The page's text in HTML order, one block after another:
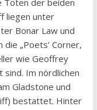
Toten der beiden
liegen unter
Bonar Law und
„Poets’ Corner,
wie Geoffrey
sind. Im nördlichen
Gladstone und
bestattet. Hinter